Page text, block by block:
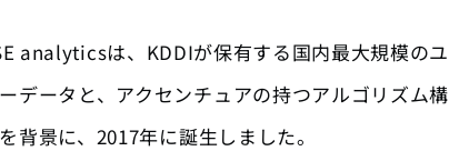
analyticsは、KDDIが保有する国内最大規模のユ
データと、アクセンチュアの持つアルゴリズム構
背景に、2017年に誕生しました。